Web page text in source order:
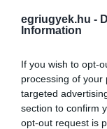
egriugyek.hu -
Information
If you wish to opt-
processing of your
targeted
section to confirm
opt-out request is
Ne maradjon
bennünket az
VISSZA A